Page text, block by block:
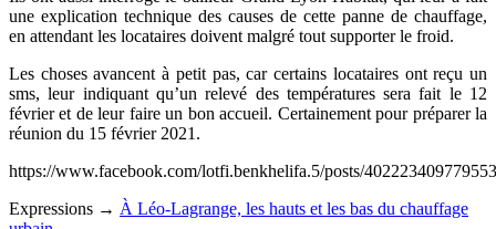
une explication technique des causes de cette panne de chauffage,
en attendant les locataires doivent malgré tout supporter le froid.
Les choses avancent à petit pas, car certains locataires ont reçu un
sms, leur indiquant qu’un relevé des températures sera fait le 12
février et de leur faire un bon accueil. Certainement pour préparer la
réunion du 15 février 2021.
https://www.facebook.com/lotfi.benkhelifa.5/posts/
Expressions → À Léo-Lagrange, les hauts et les bas du chauffage